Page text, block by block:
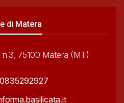
di Matera
75100 Matera (MT)